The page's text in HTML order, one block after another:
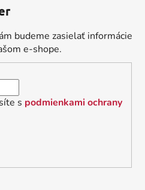
d
c
i
e
p
v
p
budeme zasielať informácie
e-shope.
s podmienkami ochrany